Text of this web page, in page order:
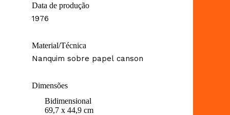
Data de produção
1976
Material/Técnica
Nanquim sobre papel canson
Dimensões
Bidimensional
69,7 x 44,9 cm